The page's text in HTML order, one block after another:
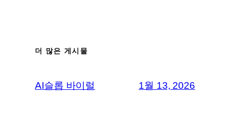
더 많은 게시물
AI슬롭 바이럴 1월 13, 2026